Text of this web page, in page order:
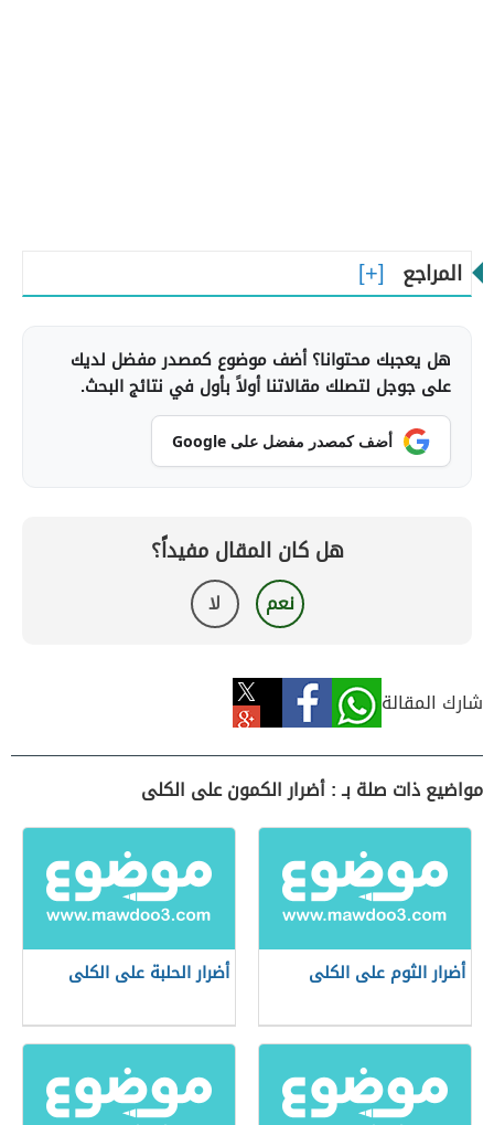
المراجع
هل يعجبك محتوانا؟ أضف موضوع كمصدر مفضل لديك
على جوجل لتصلك مقالاتنا أولاً بأول في نتائج البحث.
أضف كمصدر مفضل على Google
هل كان المقال مفيداً؟
نعم لا
شارك المقالة
مواضيع ذات صلة بـ : أضرار الكمون على الكلى
أضرار الثوم على الكلى أضرار الحلبة على الكلى